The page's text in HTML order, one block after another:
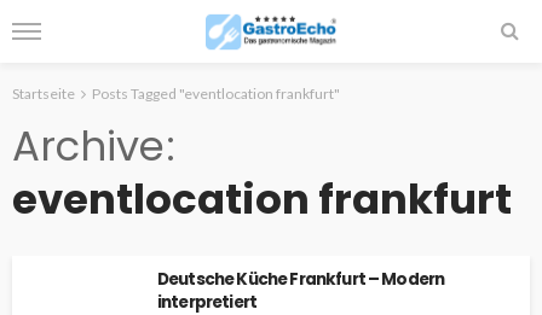
Startseite Posts Tagged "eventlocation frankfurt"
Archive
eventlocation frankfurt
Deutsche Küche Frankfurt – Modern
interpretiert